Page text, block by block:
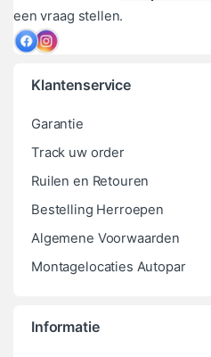
een vraag stellen.
Klantenservice
Garantie
Track uw order
Ruilen en Retouren
Bestelling Herroepen
Algemene Voorwaarden
Montagelocaties Autopar
Informatie